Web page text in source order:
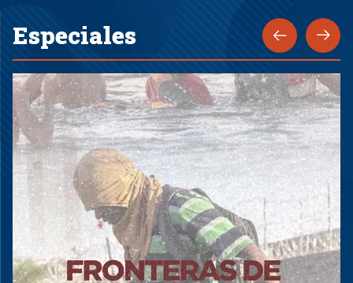
Especiales